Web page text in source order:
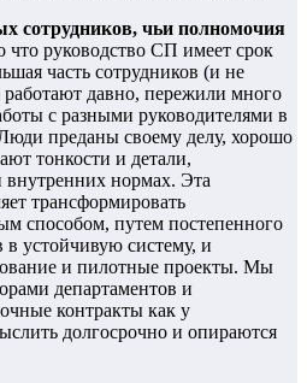
сотрудников, чьи полномочия
что руководство СП имеет срок
часть сотрудников (и не
давно, пережили много
с разными руководителями в
преданы своему делу, хорошо
тонкости и детали,
внутренних нормах. Эта
трансформировать
способом, путем постепенного
устойчивую систему, и
и пилотные проекты. Мы
департаментов и
контракты как у
долгосрочно и опираются